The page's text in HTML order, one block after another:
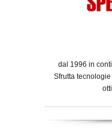
dal 1996 in
Sfrutta